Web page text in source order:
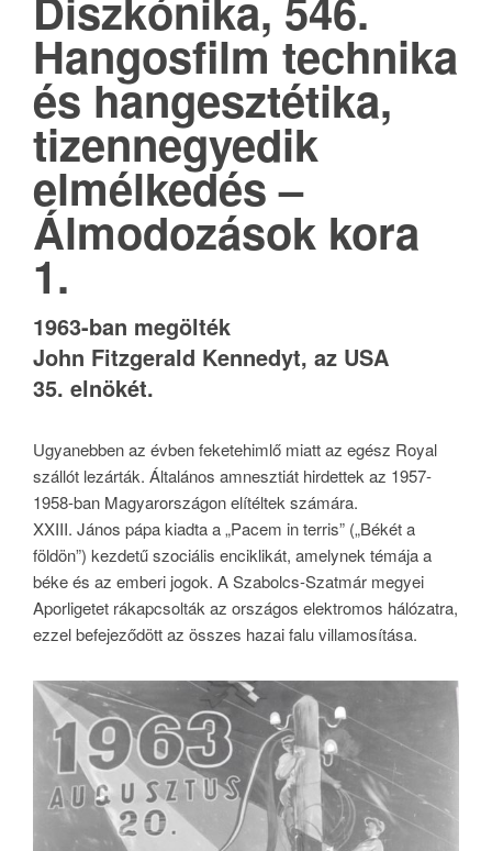
Hangosfilm technika
és hangesztétika,
tizennegyedik
elmélkedés –
Álmodozások kora
1.
1963-ban megölték
John Fitzgerald Kennedyt, az USA
35. elnökét.
Ugyanebben az évben feketehimlő miatt az egész Royal
szállót lezárták. Általános amnesztiát hirdettek az 1957-
1958-ban Magyarországon elítéltek számára.
XXIII. János pápa kiadta a „Pacem in terris” („Békét a
földön”) kezdetű szociális enciklikát, amelynek témája a
béke és az emberi jogok. A Szabolcs-Szatmár megyei
Aporligetet rákapcsolták az országos elektromos hálózatra,
ezzel befejeződött az összes hazai falu villamosítása.